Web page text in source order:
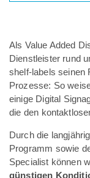
Als Value Added
Dienstleister rund
shelf-labels seinen
Prozesse: So
einige Digital
die den
Durch die
Programm sowie
Specialist können
günstigen